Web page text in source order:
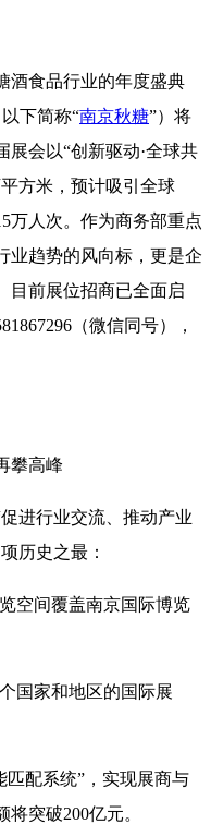
酒食品行业的年度盛典
以下简称“南京秋糖”）将
会以“创新驱动·全球共
方米，预计吸引全球
万人次。作为商务部重点
业趋势的风向标，更是企
目前展位招商已全面启
（微信同号），
攀高峰
进行业交流、推动产业
历史之最：
空间覆盖南京国际博览
国家和地区的国际展
配系统”，实现展商与
将突破200亿元。